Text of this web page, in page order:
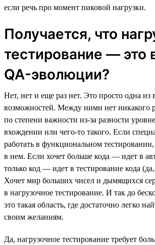
если речь про момент пиковой нагрузки.
Получается, что
тестирование — это
QA-эволюции?
Нет, нет и еще раз нет. Это просто одна из
возможностей. Между ними нет никакого
по степени важности из-за разности
вхождении или чего-то такого. Если
работать в функциональном тестировании,
в нем. Если хочет больше кода — идет в
только код — идет в тестирование кода (да,
Хочет мир больших чисел и дымящихся
в нагрузочное тестирование. И так до
это такая область, где достаточно легко
своим желаниям.
Да, нагрузочное тестирование требует